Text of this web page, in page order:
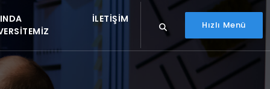
İLETIŞIM
Hızlı Menü